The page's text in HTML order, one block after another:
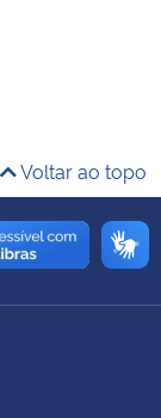
Voltar ao topo